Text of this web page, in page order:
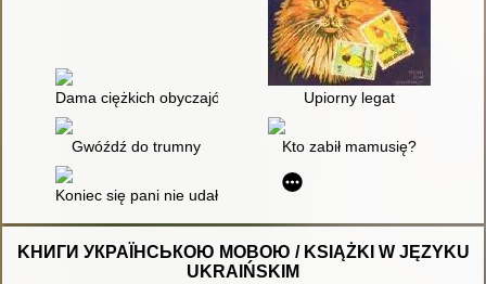
Dama ciężkich obyczajów Upiorny legat
Gwóźdź do trumny Kto zabił mamusię?
Koniec się pani nie udał
KНИГИ УКРАЇНСЬКОЮ МОВОЮ / KSIĄŻKI W JĘZYKU
UKRAIŃSKIM